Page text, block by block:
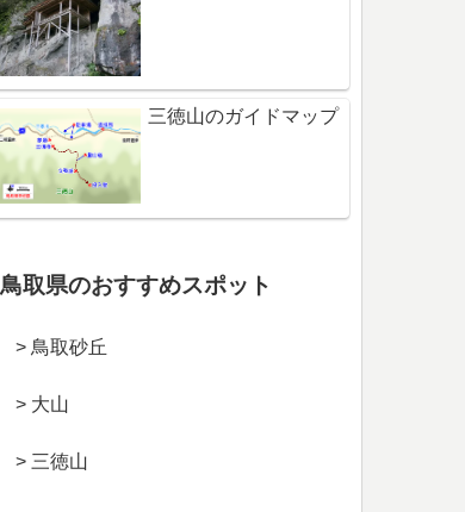
三徳山のガイドマップ
鳥取県のおすすめスポット
> 鳥取砂丘
> 大山
> 三徳山